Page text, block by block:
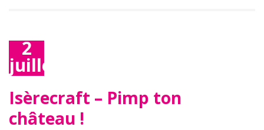
2
juillet
2020
Isèrecraft – Pimp ton
château !